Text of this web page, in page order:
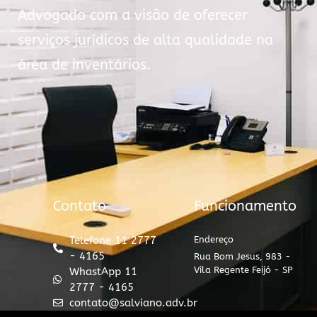
Advogado com a visão de oferecer
serviços jurídicos de alta qualidade na
área de inventários.
Contato
Telefone 11 2777
- 4165
WhastApp 11
2777 - 4165
contato@salviano.adv.br
Funcionamento
Endereço
Rua Bom Jesus, 983 -
Vila Regente Feijó - SP